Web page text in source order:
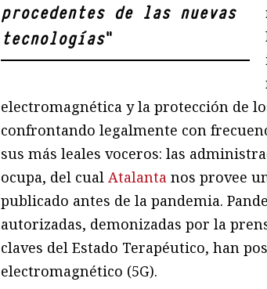
procedentes de las nuevas
tecnologías"
electromagnética y la protección de
confrontando legalmente con
sus más leales voceros: las
ocupa, del cual Atalanta nos provee
publicado antes de la pandemia.
autorizadas, demonizadas por la
claves del Estado Terapéutico, han
electromagnético (5G).